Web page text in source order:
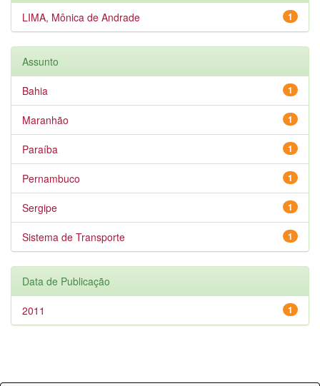
1
LIMA, Mônica de Andrade
Assunto
1
Bahia
1
Maranhão
1
Paraíba
1
Pernambuco
1
Sergipe
1
Sistema de Transporte
Data de Publicação
1
2011